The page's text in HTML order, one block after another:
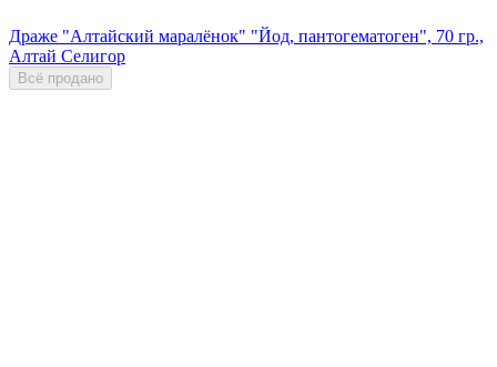
Драже "Алтайский маралёнок" "Йод, пантогематоген", 70 гр.,
Алтай Селигор
Всё продано